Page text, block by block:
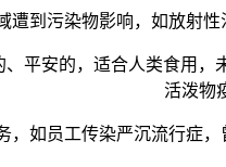
到污染物影响，如放射性
安的，适合人类食用，
活泼物
员工传染严沉流行症，